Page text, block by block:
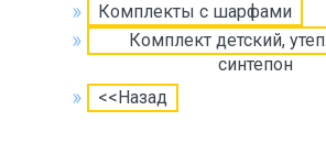
Комплекты с шарфами
Комплект детский,
синтепон
<<Назад